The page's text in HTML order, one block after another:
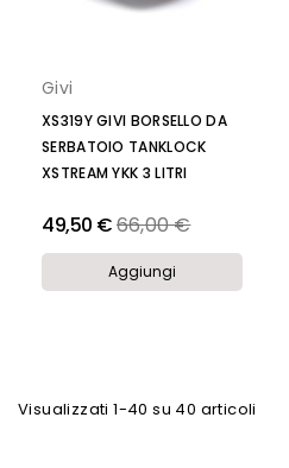
Givi
XS319Y GIVI BORSELLO DA
SERBATOIO TANKLOCK
XSTREAM YKK 3 LITRI
49,50 €Prezzo
66,00 €
Aggiungi
Visualizzati 1-40 su 40 articoli